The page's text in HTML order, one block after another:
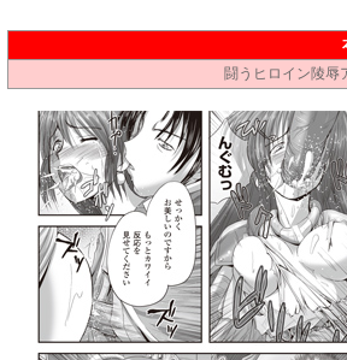
闘うヒロイン陵辱